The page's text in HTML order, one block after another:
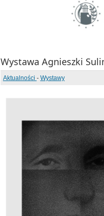
Wystawa Agnieszki
Aktualności - Wystawy